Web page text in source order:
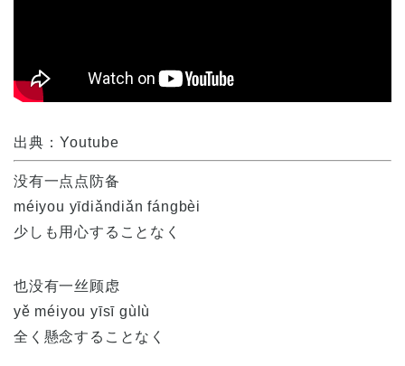
出典：Youtube
没有一点点防备
méiyou yīdiǎndiǎn fángbèi
少しも用心することなく
也没有一丝顾虑
yě méiyou yīsī gùlù
全く懸念することなく